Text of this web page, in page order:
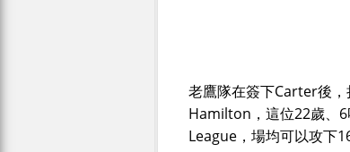
老鷹隊在簽下Carter後
Hamilton，這位22歲、6
League，場均可以攻下